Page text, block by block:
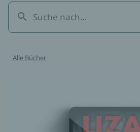
Alle Bücher